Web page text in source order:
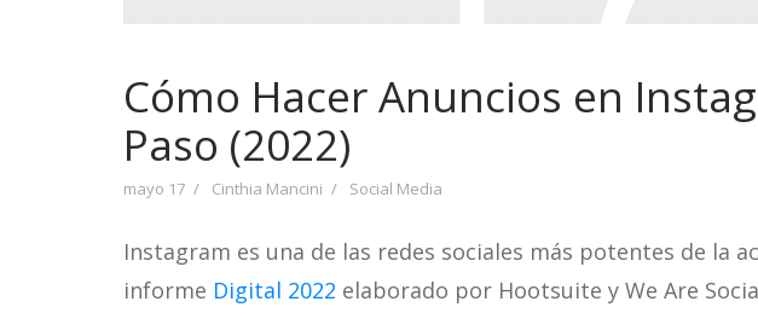
Cómo Hacer Anuncios en
Paso (2022)
mayo 17 Cinthia Mancini Social Media
Instagram es una de las redes sociales más potentes de la
informe Digital 2022 elaborado por Hootsuite y We Are